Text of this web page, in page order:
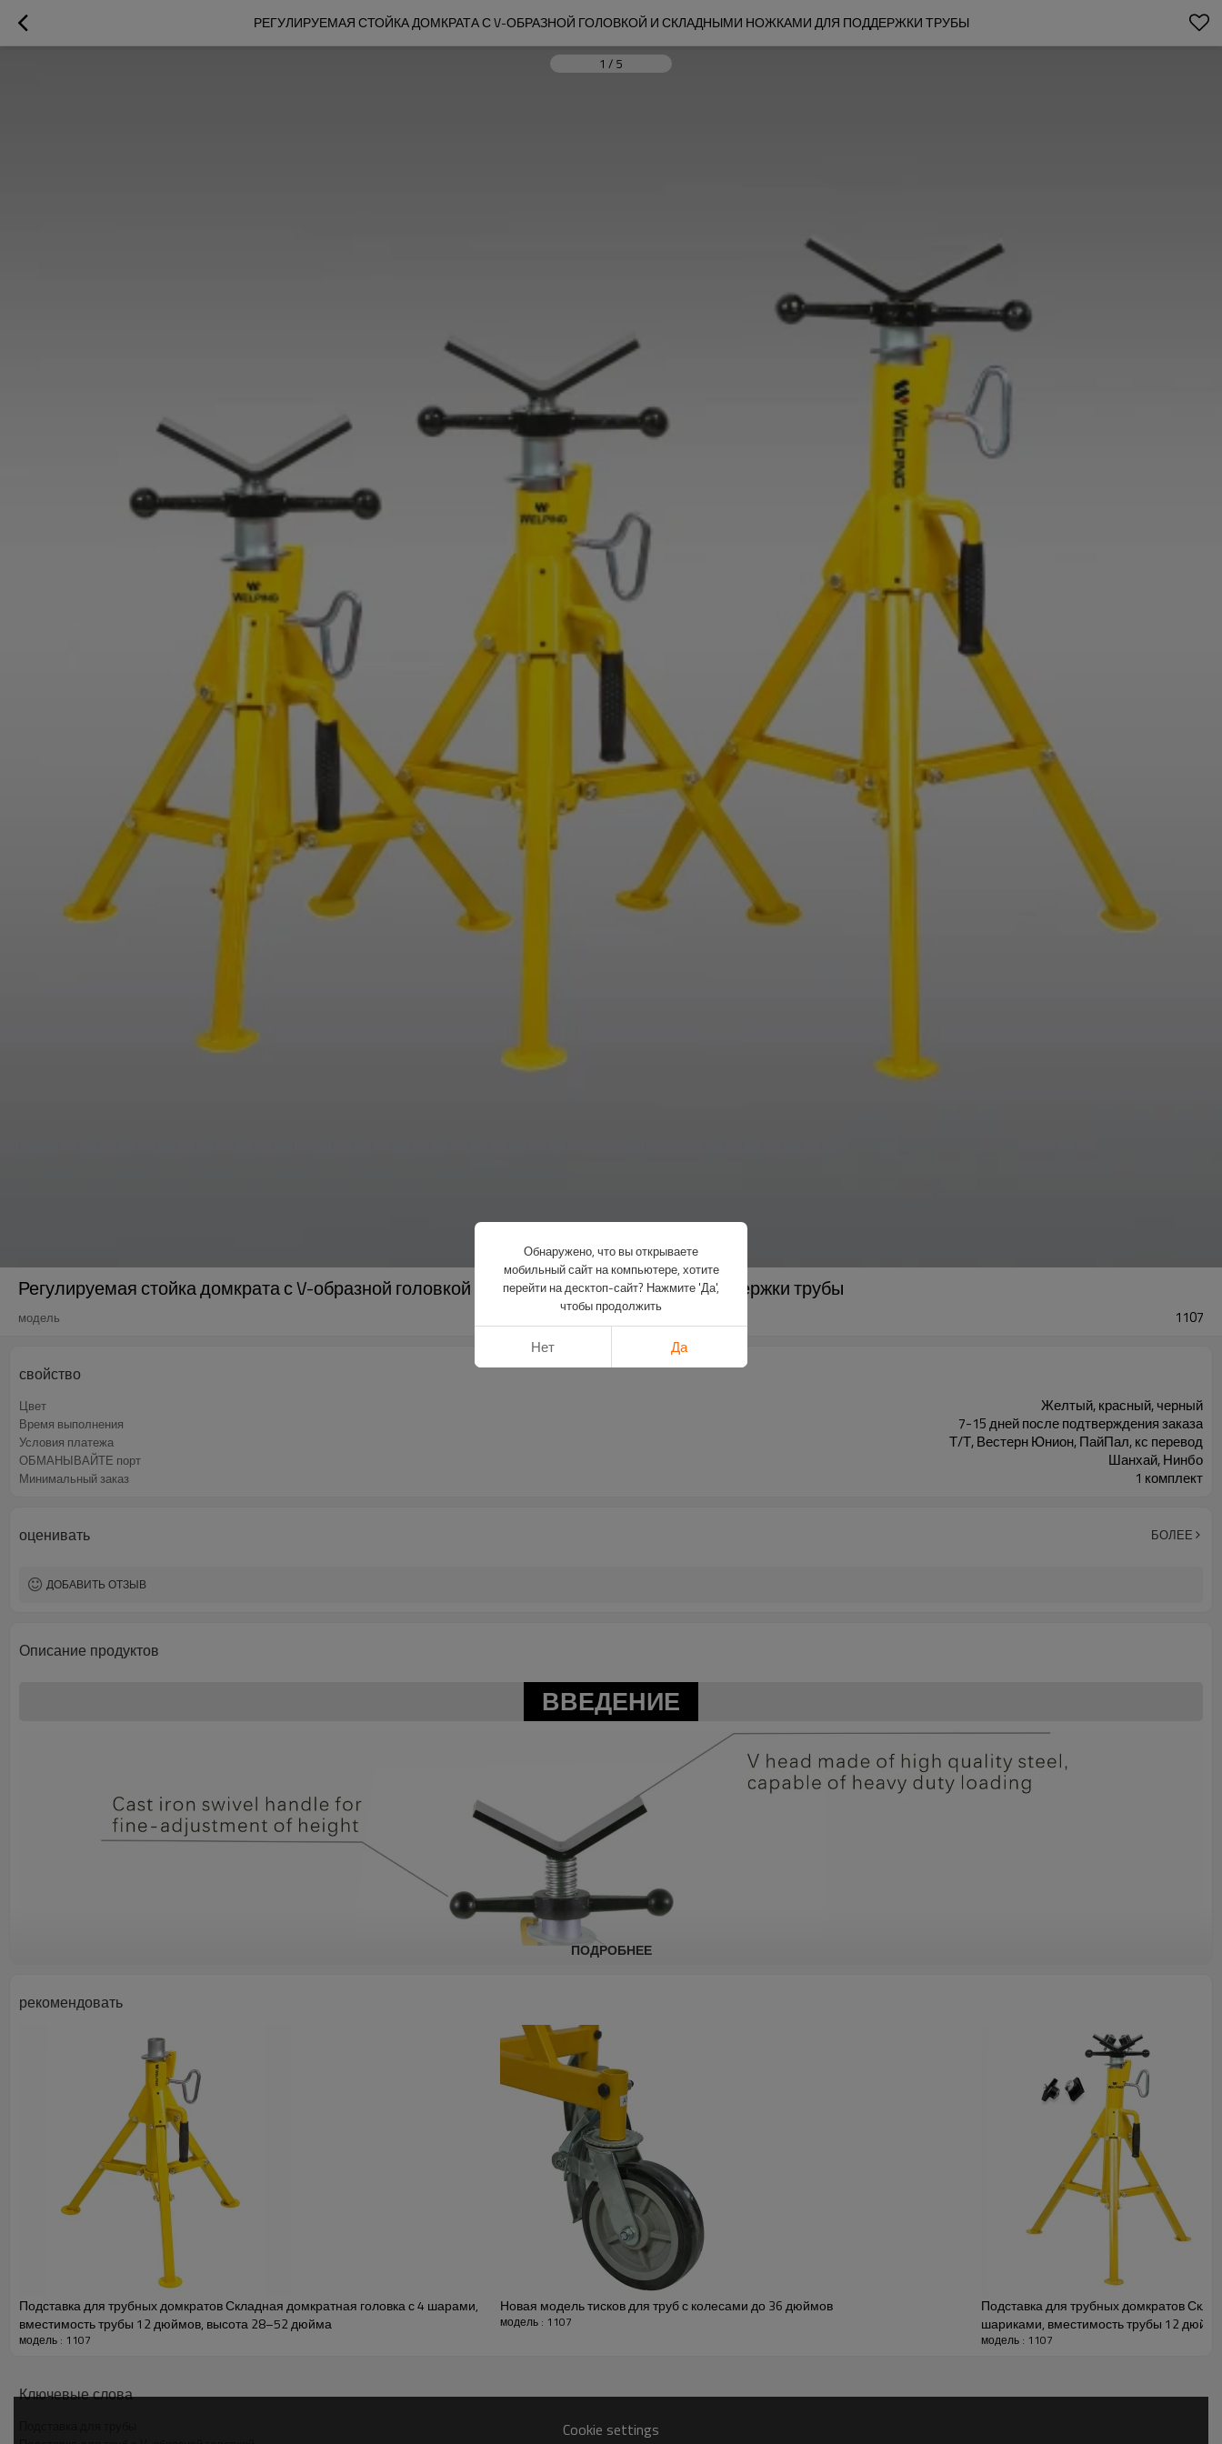
РЕГУЛИРУЕМАЯ СТОЙКА ДОМКРАТА С V-ОБРАЗНОЙ ГОЛОВКОЙ И СКЛАДНЫМИ НОЖКАМИ ДЛЯ ПОДДЕРЖКИ ТРУБЫ
1 / 5
Регулируемая стойка домкрата с V-образной головкой и складными ножками для поддержки трубы
модель 1107
свойство
Цвет Желтый, красный, черный
Время выполнения 7-15 дней после подтверждения заказа
Условия платежа Т/Т, Вестерн Юнион, ПайПал, кс перевод
ОБМАНЫВАЙТЕ порт Шанхай, Нинбо
Минимальный заказ 1 комплект
оценивать БОЛЕЕ
ДОБАВИТЬ ОТЗЫВ
Описание продуктов
ВВЕДЕНИЕ
ПОДРОБНЕЕ
рекомендовать
Подставка для трубных домкратов Складная домкратная головка с 4 шарами,
вместимость трубы 12 дюймов, высота 28–52 дюйма
модель : 1107
Новая модель тисков для труб с колесами до 36 дюймов
модель : 1107
Подставка для трубных домкратов
шариками, вместимость трубы 12
модель : 1107
Ключевые слова
Cookie settings
Обнаружено, что вы открываете
мобильный сайт на компьютере, хотите
перейти на десктоп-сайт? Нажмите 'Да',
чтобы продолжить
Нет Да